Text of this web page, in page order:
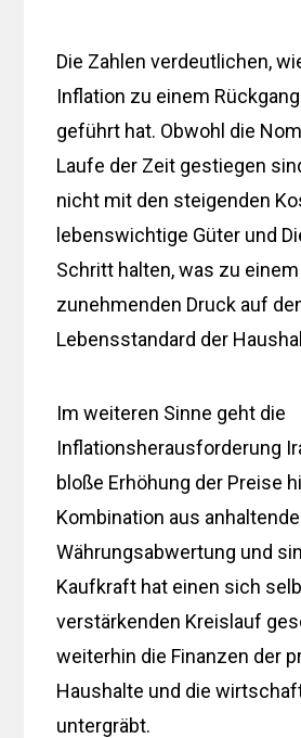
Die Zahlen verdeutlichen,
Inflation zu einem
geführt hat. Obwohl die
Laufe der Zeit gestiegen
nicht mit den steigenden
lebenswichtige Güter und
Schritt halten, was zu einem
zunehmenden Druck auf
Lebensstandard der
Im weiteren Sinne geht die
Inflationsherausforderung
bloße Erhöhung der Preise
Kombination aus
Währungsabwertung und
Kaufkraft hat einen sich
verstärkenden Kreislauf
weiterhin die Finanzen der
Haushalte und die
untergräbt.